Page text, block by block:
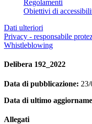
Regolamenti
Obiettivi di
Dati ulteriori
Privacy - responsabile
Whistleblowing
Delibera 192_2022
Data di pubblicazione:
Data di ultimo
Allegati